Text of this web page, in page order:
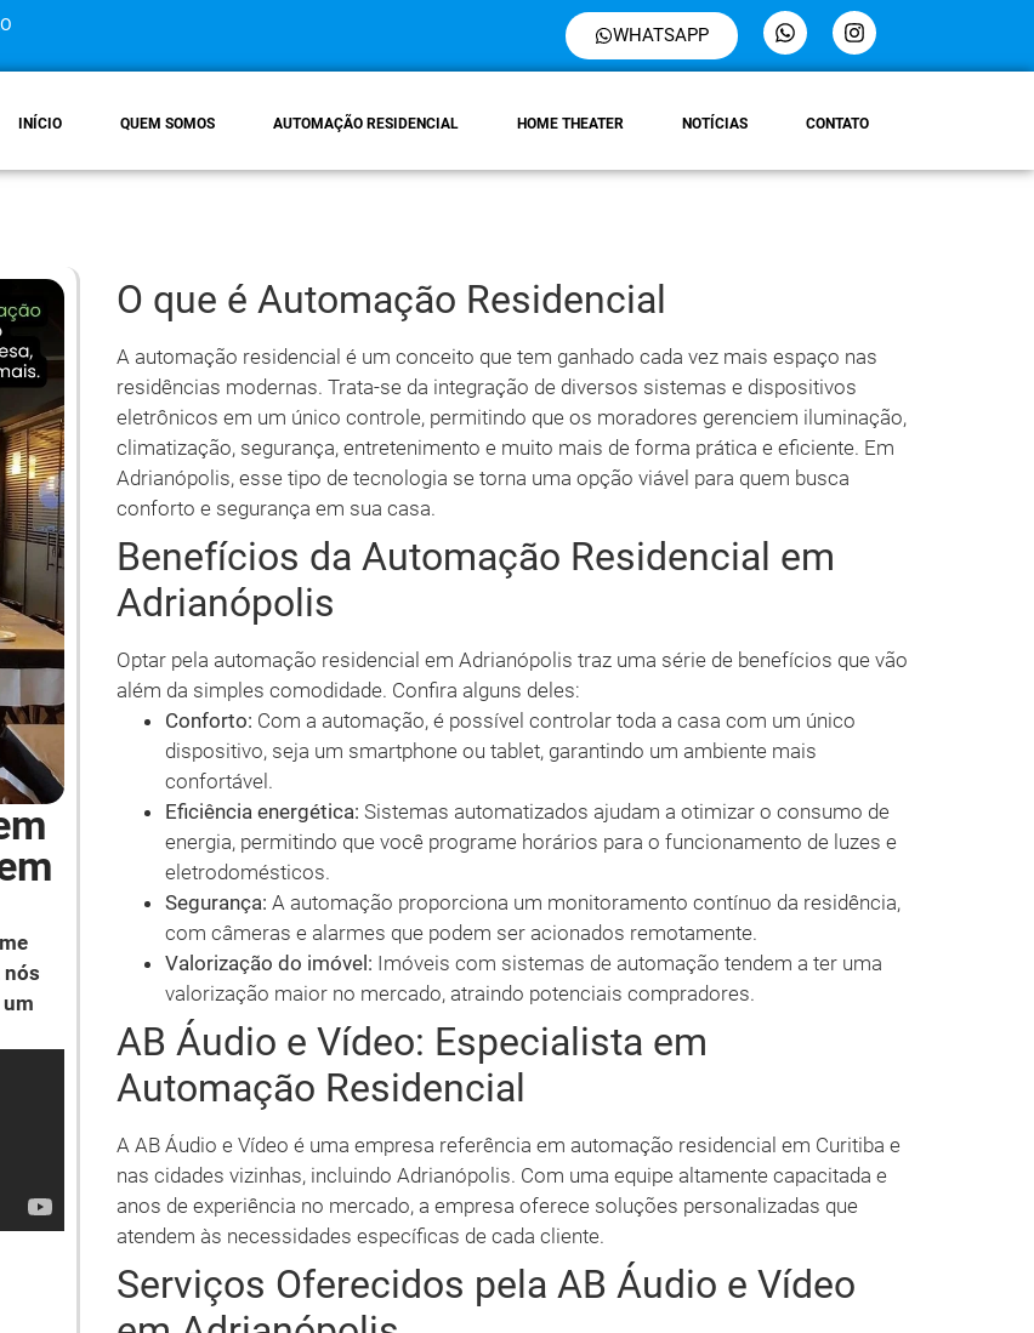
WHATSAPP
INÍCIO QUEM SOMOS AUTOMAÇÃO RESIDENCIAL HOME THEATER NOTÍCIAS CONTATO
nós
O que é Automação Residencial
A automação residencial é um conceito que tem ganhado cada vez mais espaço nas
residências modernas. Trata-se da integração de diversos sistemas e dispositivos
eletrônicos em um único controle, permitindo que os moradores gerenciem iluminação,
climatização, segurança, entretenimento e muito mais de forma prática e eficiente. Em
Adrianópolis, esse tipo de tecnologia se torna uma opção viável para quem busca
conforto e segurança em sua casa.
Benefícios da Automação Residencial em
Adrianópolis
Optar pela automação residencial em Adrianópolis traz uma série de benefícios que vão
além da simples comodidade. Confira alguns deles:
Conforto: Com a automação, é possível controlar toda a casa com um único
dispositivo, seja um smartphone ou tablet, garantindo um ambiente mais
confortável.
Eficiência energética: Sistemas automatizados ajudam a otimizar o consumo de
energia, permitindo que você programe horários para o funcionamento de luzes e
eletrodomésticos.
Segurança: A automação proporciona um monitoramento contínuo da residência,
com câmeras e alarmes que podem ser acionados remotamente.
Valorização do imóvel: Imóveis com sistemas de automação tendem a ter uma
valorização maior no mercado, atraindo potenciais compradores.
AB Áudio e Vídeo: Especialista em
Automação Residencial
A AB Áudio e Vídeo é uma empresa referência em automação residencial em Curitiba e
nas cidades vizinhas, incluindo Adrianópolis. Com uma equipe altamente capacitada e
anos de experiência no mercado, a empresa oferece soluções personalizadas que
atendem às necessidades específicas de cada cliente.
Serviços Oferecidos pela AB Áudio e Vídeo